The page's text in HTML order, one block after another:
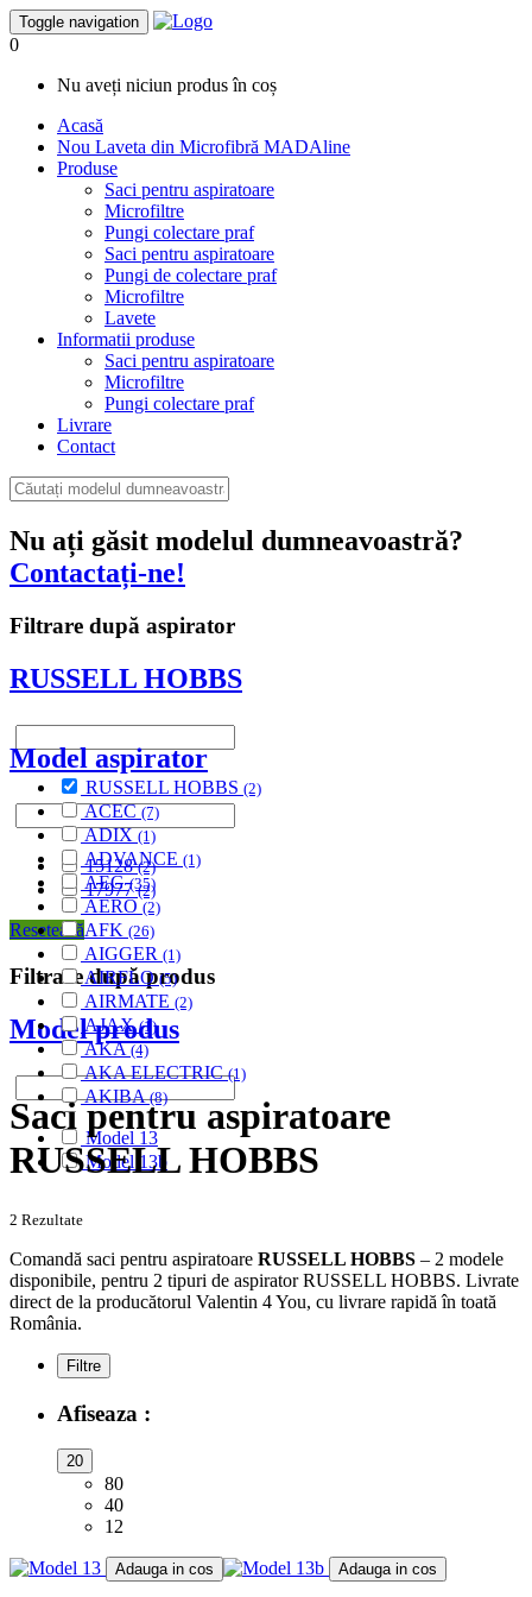
Toggle navigation
0
Nu aveți niciun produs în coș
Acasă
Nou Laveta din Microfibră MADAline
Produse
Saci pentru aspiratoare
Microfiltre
Pungi colectare praf
Saci pentru aspiratoare
Pungi de colectare praf
Microfiltre
Lavete
Informatii produse
Saci pentru aspiratoare
Microfiltre
Pungi colectare praf
Livrare
Contact
Nu ați găsit modelul dumneavoastră?
Contactați-ne!
Filtrare după aspirator
RUSSELL HOBBS
RUSSELL HOBBS (2)
ACEC (7)
ADIX (1)
ADVANCE (1)
AEG (35)
AERO (2)
AFK (26)
AIGGER (1)
AIRFLO (5)
AIRMATE (2)
AJAX (1)
AKA (4)
AKA ELECTRIC (1)
AKIBA (8)
ALASKA (28)
ALBATROS (9)
ALFATEC (17)
ALMERIA (1)
ALPINA (10)
ALTIC (3)
ALTUS
AMADIS
AMROS
AMSTERDAM
AMSTRAD
ANTECH
APL
AR-TECH (3)
Model aspirator
15128 (2)
17977 (2)
Resetează
Filtrare după produs
Model produs
Model 13
Model 13b
Saci pentru aspiratoare
RUSSELL HOBBS
2 Rezultate
Comandă saci pentru aspiratoare RUSSELL HOBBS – 2 modele
disponibile, pentru 2 tipuri de aspirator RUSSELL HOBBS. Livrate
direct de la producătorul Valentin 4 You, cu livrare rapidă în toată
România.
Filtre
Afiseaza :
20
80
40
12
Adauga in cos Adauga in cos